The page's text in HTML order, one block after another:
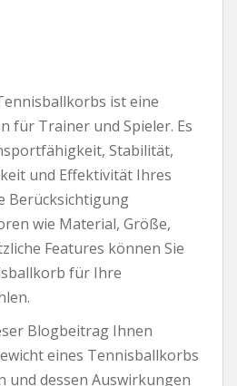
ist eine
für Trainer und Spieler. Es
Stabilität,
und Effektivität Ihres
Berücksichtigung
wie Material, Größe,
Features können Sie
für Ihre
Blogbeitrag Ihnen
eines Tennisballkorbs
und dessen Auswirkungen